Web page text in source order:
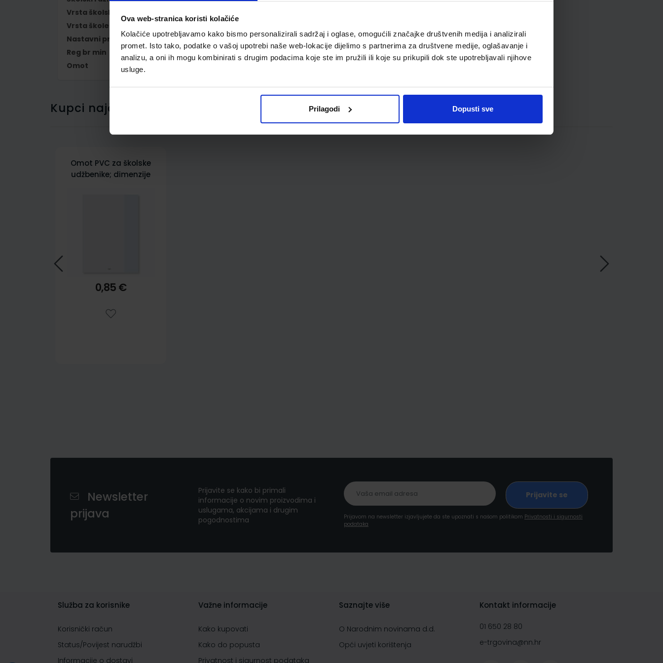
Ova web-stranica koristi kolačiće
Kolačiće upotrebljavamo kako bismo personalizirali sadržaj i oglase, omogućili značajke društvenih medija i analizirali
promet. Isto tako, podatke o vašoj upotrebi naše web-lokacije dijelimo s partnerima za društvene medije, oglašavanje i
analizu, a oni ih mogu kombinirati s drugim podacima koje ste im pružili ili koje su prikupili dok ste upotrebljavali njihove
usluge.
Prilagodi Dopusti sve
Vrsta školske knjige
Vrsta škole
Nastavni predmet
HRVATSKI JEZIK
Reg br min
7108
Omot
Kupci najčešće biraju..
Omot PVC za školske
udžbenike; dimenzije
0,85 €
Newsletter
prijava
Prijavite se kako bi primali
informacije o novim proizvodima i
uslugama, akcijama i drugim
pogodnostima
Prijavom na newsletter izjavljujete da ste upoznati s našom politikom Privatnosti i sigurnosti
podataka
Služba za korisnike
Korisnički račun
Status/Povijest narudžbi
Informacije o dostavi
Važne informacije
Kako kupovati
Kako do popusta
Privatnost i sigurnost podataka
Saznajte više
O Narodnim novinama d.d.
Opći uvjeti korištenja
Kontakt informacije
01 650 28 80
e-trgovina@nn.hr